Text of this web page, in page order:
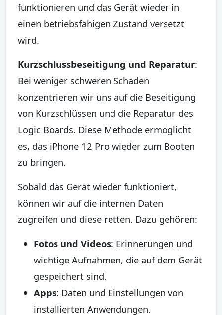
funktionieren und das Gerät wieder in
einen betriebsfähigen Zustand versetzt
wird.
Kurzschlussbeseitigung und Reparatur:
Bei weniger schweren Schäden
konzentrieren wir uns auf die Beseitigung
von Kurzschlüssen und die Reparatur des
Logic Boards. Diese Methode ermöglicht
es, das iPhone 12 Pro wieder zum Booten
zu bringen.
Sobald das Gerät wieder funktioniert,
können wir auf die internen Daten
zugreifen und diese retten. Dazu gehören:
Fotos und Videos: Erinnerungen und
wichtige Aufnahmen, die auf dem Gerät
gespeichert sind.
Apps: Daten und Einstellungen von
installierten Anwendungen.